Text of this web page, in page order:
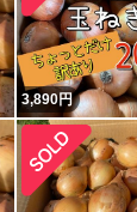
3,890円